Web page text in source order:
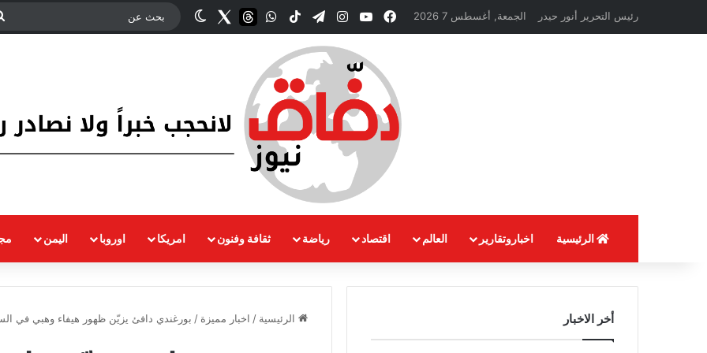
رئيس التحرير أنور حيدر الجمعة, أغسطس 7 2026 فيسبوك‫YouTubeانستقرام
تيلقرام ‫TikTokواتسابthreads
Twitterالوضع المظلم
الرئيسية اخباروتقارير العالم اقتصاد رياضة ثقافة وفنون امريكا اوروبا اليمن
الرئيسية / اخبار مميزة / بورغندي دافئ يزيّن ظهور هيفاء وهبي في أخر الاخبار